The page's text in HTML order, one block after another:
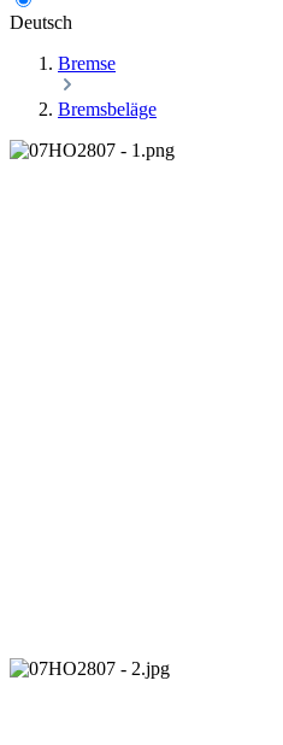
Deutsch
Bremse
Bremsbeläge